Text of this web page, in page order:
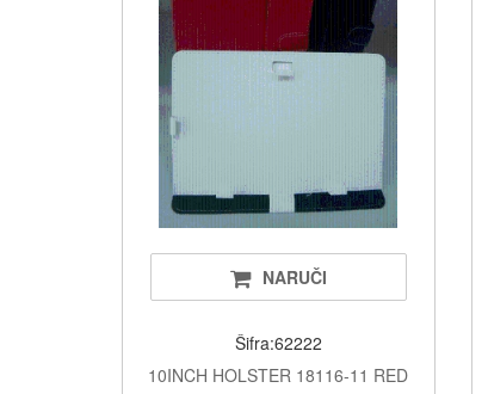
NARUČI
Šifra:62222
10INCH HOLSTER 18116-11 RED